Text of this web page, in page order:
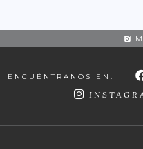
ENCUÉNTRANOS EN: